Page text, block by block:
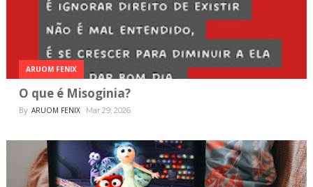
ARUOM FENIX
O que é Misoginia?
By ARUOM FENIX Mar 29, 2026